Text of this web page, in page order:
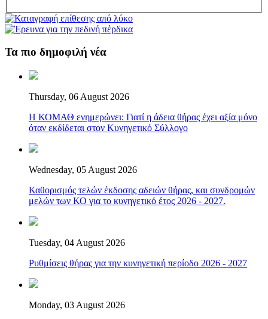
Τα πιο δημοφιλή νέα
Thursday, 06 August 2026
Η ΚΟΜΑΘ ενημερώνει: Γιατί η άδεια θήρας έχει αξία μόνο
όταν εκδίδεται στον Κυνηγετικό Σύλλογο
Wednesday, 05 August 2026
Καθορισμός τελών έκδοσης αδειών θήρας, και συνδρομών
μελών των ΚΟ για το κυνηγετικό έτος 2026 - 2027.
Tuesday, 04 August 2026
Ρυθμίσεις θήρας για την κυνηγετική περίοδο 2026 - 2027
Monday, 03 August 2026